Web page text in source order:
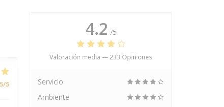
5/5
4.2 /5
Valoración media —233 Opiniones
Servicio
Ambiente